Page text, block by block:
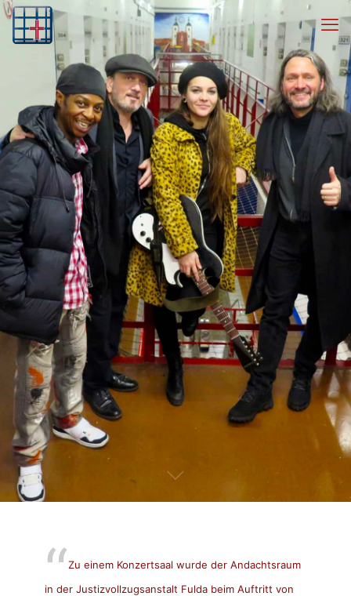
Zu einem Konzertsaal wurde der Andachtsraum
in der Justizvollzugsanstalt Fulda beim Auftritt von